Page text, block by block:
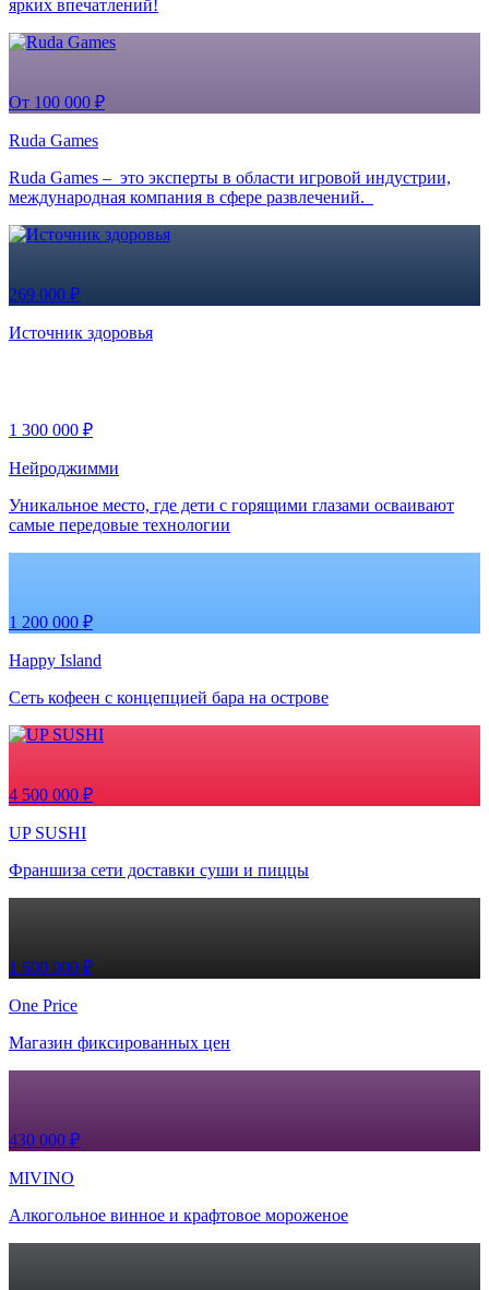
ярких впечатлений!
От 100 000 ₽
Ruda Games
Ruda Games – это эксперты в области игровой индустрии,
международная компания в сфере развлечений.
269 000 ₽
Источник здоровья
1 300 000 ₽
Нейроджимми
Уникальное место, где дети с горящими глазами осваивают
самые передовые технологии
1 200 000 ₽
Happy Island
Сеть кофеен с концепцией бара на острове
4 500 000 ₽
UP SUSHI
Франшиза сети доставки суши и пиццы
1 600 000 ₽
One Price
Магазин фиксированных цен
430 000 ₽
MIVINO
Алкогольное винное и крафтовое мороженое